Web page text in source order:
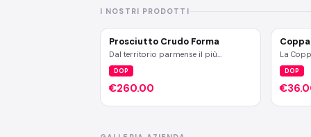
I NOSTRI PRODOTTI
Prosciutto Crudo Forma
Dal territorio parmense il più
rinomato salume d'Italia, stagionato
24 mesi. La sua origine è legata alla
tradizione familiare tramandatasi
questo salume era considerato come
DOP
€260.00
Coppa
La
veniva
DOP